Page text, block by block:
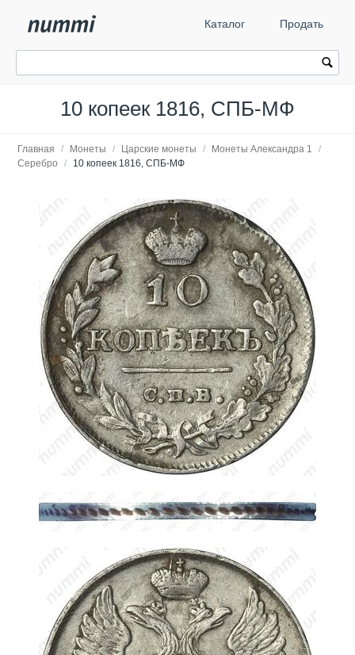
Каталог Продать
10 копеек 1816, СПБ-МФ
Главная / Монеты / Царские монеты / Монеты Александра 1
/
Серебро
/ 10 копеек 1816, СПБ-МФ